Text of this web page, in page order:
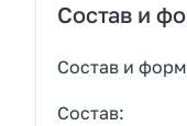
Состав и
Состав и
Состав: